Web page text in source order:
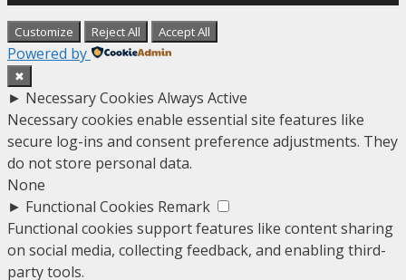
Customize Reject All Accept All
Powered by
✖
► Necessary Cookies Always Active
Necessary cookies enable essential site features like
secure log-ins and consent preference adjustments. They
do not store personal data.
None
► Functional Cookies Remark
Functional cookies support features like content sharing
on social media, collecting feedback, and enabling third-
party tools.